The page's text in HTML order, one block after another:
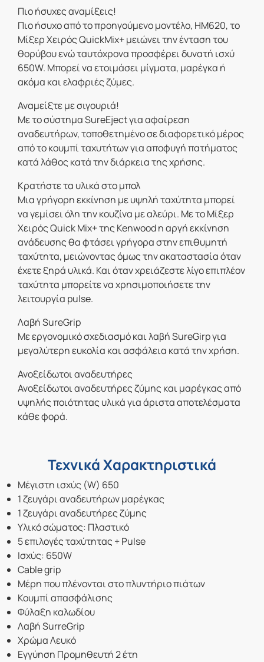
Πιο ήσυχες αναμίξεις!
Πιο ήσυχο από το προηγούμενο μοντέλο, HM620, το
Μίξερ Χειρός QuickMix+ μειώνει την ένταση του
θορύβου ενώ ταυτόχρονα προσφέρει δυνατή ισχύ
650W. Μπορεί να ετοιμάσει μίγματα, μαρέγκα ή
ακόμα και ελαφριές ζύμες.
Αναμείξτε με σιγουριά!
Με το σύστημα SureEject για αφαίρεση
αναδευτήρων, τοποθετημένο σε διαφορετικό μέρος
από το κουμπί ταχυτήτων για αποφυγή πατήματος
κατά λάθος κατά την διάρκεια της χρήσης.
Κρατήστε τα υλικά στο μπολ
Μια γρήγορη εκκίνηση με υψηλή ταχύτητα μπορεί
να γεμίσει όλη την κουζίνα με αλεύρι. Με το Μίξερ
Χειρός Quick Mix+ της Kenwood η αργή εκκίνηση
ανάδευσης θα φτάσει γρήγορα στην επιθυμητή
ταχύτητα, μειώνοντας όμως την ακαταστασία όταν
έχετε ξηρά υλικά. Και όταν χρειάζεστε λίγο επιπλέον
ταχύτητα μπορείτε να χρησιμοποιήσετε την
λειτουργία pulse.
Λαβή SureGrip
Με εργονομικό σχεδιασμό και λαβή SureGirp για
μεγαλύτερη ευκολία και ασφάλεια κατά την χρήση.
Ανοξείδωτοι αναδευτήρες
Ανοξείδωτοι αναδευτήρες ζύμης και μαρέγκας από
υψηλής ποιότητας υλικά για άριστα αποτελέσματα
κάθε φορά.
Τεχνικά Χαρακτηριστικά
Μέγιστη ισχύς (W) 650
1 ζευγάρι αναδευτήρων μαρέγκας
1 ζευγάρι αναδευτήρες ζύμης
Υλικό σώματος: Πλαστικό
5 επιλογές ταχύτητας + Pulse
Ισχύς: 650W
Cable grip
Μέρη που πλένονται στο πλυντήριο πιάτων
Κουμπί απασφάλισης
Φύλαξη καλωδίου
Λαβή SurreGrip
Χρώμα Λευκό
Εγγύηση Προμηθευτή 2 έτη